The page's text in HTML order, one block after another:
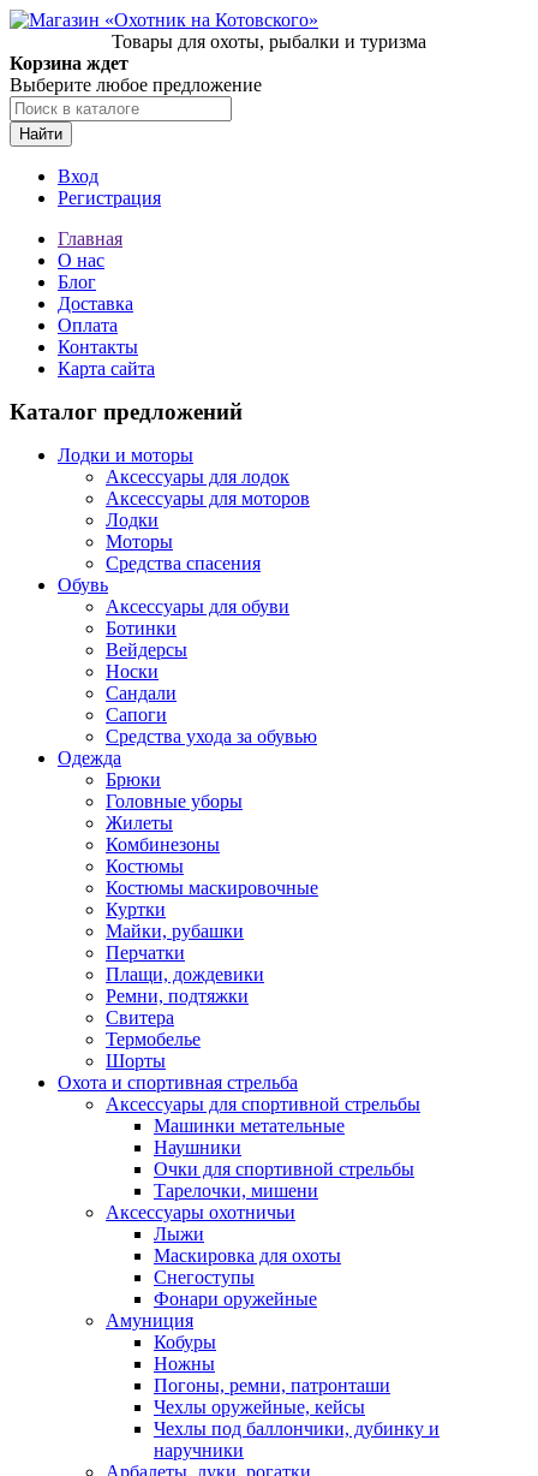
Товары для охоты, рыбалки и туризма
Корзина ждет
Выберите любое предложение
Найти
Вход
Регистрация
Главная
О нас
Блог
Доставка
Оплата
Контакты
Карта сайта
Каталог предложений
Лодки и моторы
Аксессуары для лодок
Аксессуары для моторов
Лодки
Моторы
Средства спасения
Обувь
Аксессуары для обуви
Ботинки
Вейдерсы
Носки
Сандали
Сапоги
Средства ухода за обувью
Одежда
Брюки
Головные уборы
Жилеты
Комбинезоны
Костюмы
Костюмы маскировочные
Куртки
Майки, рубашки
Перчатки
Плащи, дождевики
Ремни, подтяжки
Свитера
Термобелье
Шорты
Охота и спортивная стрельба
Аксессуары для спортивной стрельбы
Машинки метательные
Наушники
Очки для спортивной стрельбы
Тарелочки, мишени
Аксессуары охотничьи
Лыжи
Маскировка для охоты
Снегоступы
Фонари оружейные
Амуниция
Кобуры
Ножны
Погоны, ремни, патронташи
Чехлы оружейные, кейсы
Чехлы под баллончики, дубинку и
наручники
Арбалеты, луки, рогатки